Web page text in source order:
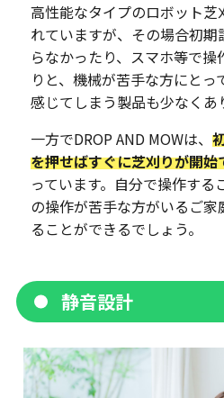
高性能なタイプのロボット芝
れていますが、その場合初
らなかったり、スマホ等で
りと、機械が苦手な方にとっ
感じてしまう製品も少なくあ
一方でDROP AND MOWは、
を押せばすぐに芝刈りが開
っています。自分で操作する
の操作が苦手な方がいるご
ることができるでしょう。
静音設計